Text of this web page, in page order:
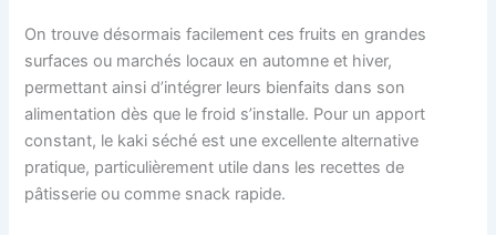
On trouve désormais facilement ces fruits en grandes
surfaces ou marchés locaux en automne et hiver,
permettant ainsi d’intégrer leurs bienfaits dans son
alimentation dès que le froid s’installe. Pour un apport
constant, le kaki séché est une excellente alternative
pratique, particulièrement utile dans les recettes de
pâtisserie ou comme snack rapide.